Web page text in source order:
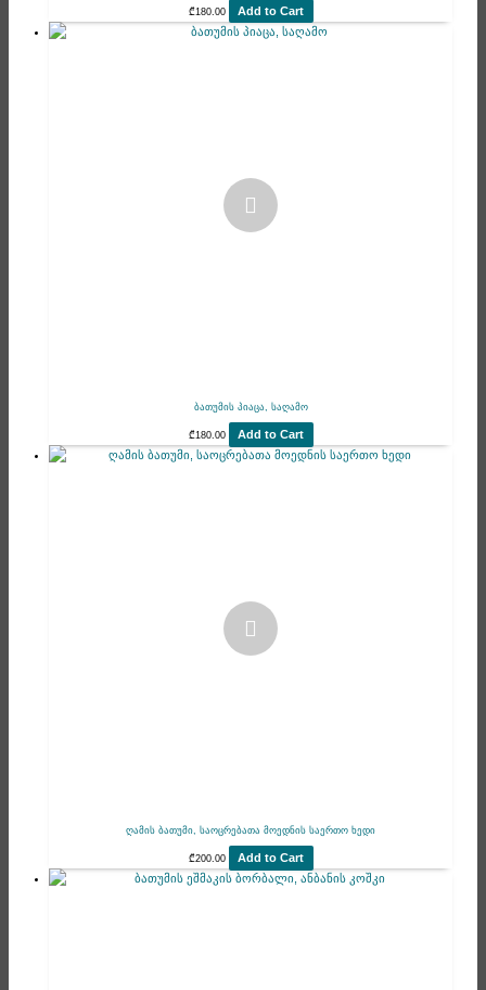
₾180.00 Add to Cart
ბათუმის პიაცა, საღამო
₾180.00 Add to Cart
ღამის ბათუმი, საოცრებათა მოედნის საერთო ხედი
₾200.00 Add to Cart